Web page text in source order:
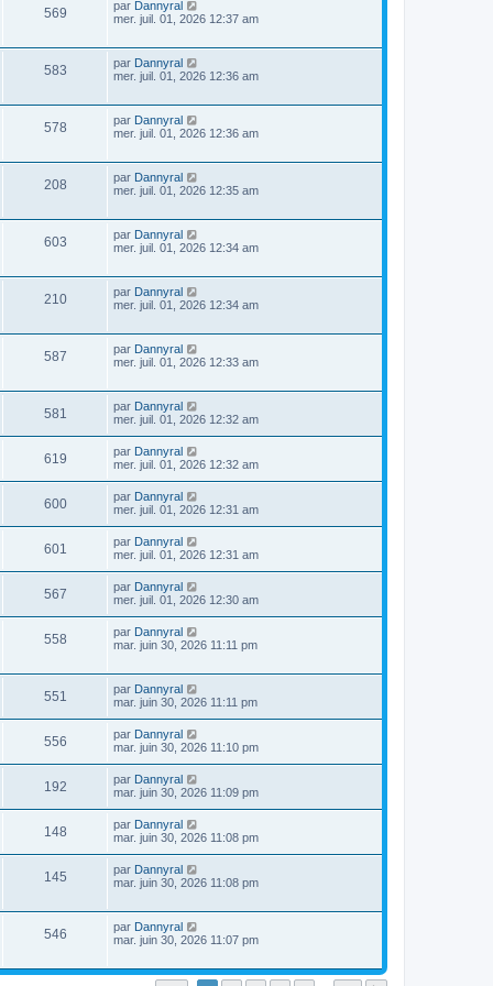
569 par Dannyral
mer. juil. 01, 2026 12:37 am
583 par Dannyral
mer. juil. 01, 2026 12:36 am
578 par Dannyral
mer. juil. 01, 2026 12:36 am
208 par Dannyral
mer. juil. 01, 2026 12:35 am
603 par Dannyral
mer. juil. 01, 2026 12:34 am
210 par Dannyral
mer. juil. 01, 2026 12:34 am
587 par Dannyral
mer. juil. 01, 2026 12:33 am
581 par Dannyral
mer. juil. 01, 2026 12:32 am
619 par Dannyral
mer. juil. 01, 2026 12:32 am
600 par Dannyral
mer. juil. 01, 2026 12:31 am
601 par Dannyral
mer. juil. 01, 2026 12:31 am
567 par Dannyral
mer. juil. 01, 2026 12:30 am
558 par Dannyral
mar. juin 30, 2026 11:11 pm
551 par Dannyral
mar. juin 30, 2026 11:11 pm
556 par Dannyral
mar. juin 30, 2026 11:10 pm
192 par Dannyral
mar. juin 30, 2026 11:09 pm
148 par Dannyral
mar. juin 30, 2026 11:08 pm
145 par Dannyral
mar. juin 30, 2026 11:08 pm
546 par Dannyral
mar. juin 30, 2026 11:07 pm